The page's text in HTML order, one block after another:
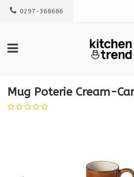
0297-368686
Mug Poterie Cream-